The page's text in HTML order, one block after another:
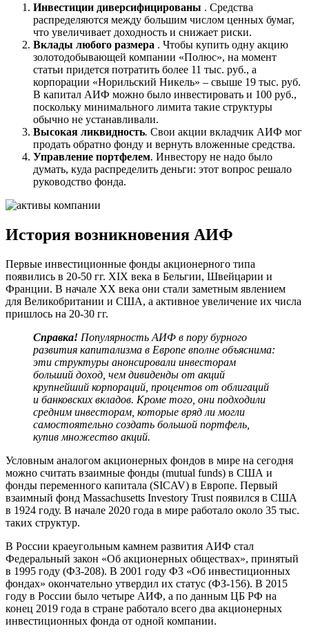
Инвестиции диверсифицированы . Средства
распределяются между большим числом ценных бумаг,
что увеличивает доходность и снижает риски.
Вклады любого размера . Чтобы купить одну акцию
золотодобывающей компании «Полюс», на момент
статьи придется потратить более 11 тыс. руб., а
корпорации «Норильский Никель» – свыше 19 тыс. руб.
В капитал АИФ можно было инвестировать и 100 руб.,
поскольку минимального лимита такие структуры
обычно не устанавливали.
Высокая ликвидность. Свои акции вкладчик АИФ мог
продать обратно фонду и вернуть вложенные средства.
Управление портфелем. Инвестору не надо было
думать, куда распределить деньги: этот вопрос решало
руководство фонда.
История возникновения АИФ
Первые инвестиционные фонды акционерного типа
появились в 20-50 гг. ХIХ века в Бельгии, Швейцарии и
Франции. В начале ХХ века они стали заметным явлением
для Великобритании и США, а активное увеличение их числа
пришлось на 20-30 гг.
Справка! Популярность АИФ в пору бурного
развития капитализма в Европе вполне объяснима:
эти структуры анонсировали инвесторам
больший доход, чем дивиденды от акций
крупнейший корпораций, процентов от облигаций
и банковских вкладов. Кроме того, они подходили
средним инвесторам, которые вряд ли могли
самостоятельно создать большой портфель,
купив множество акций.
Условным аналогом акционерных фондов в мире на сегодня
можно считать взаимные фонды (mutual funds) в США и
фонды переменного капитала (SICAV) в Европе. Первый
взаимный фонд Massachusetts Investory Trust появился в США
в 1924 году. В начале 2020 года в мире работало около 35 тыс.
таких структур.
В России краеугольным камнем развития АИФ стал
Федеральный закон «Об акционерных обществах», принятый
в 1995 году (ФЗ-208). В 2001 году ФЗ «Об инвестиционных
фондах» окончательно утвердил их статус (ФЗ-156). В 2015
году в России было четыре АИФ, а по данным ЦБ РФ на
конец 2019 года в стране работало всего два акционерных
инвестиционных фонда от одной компании.